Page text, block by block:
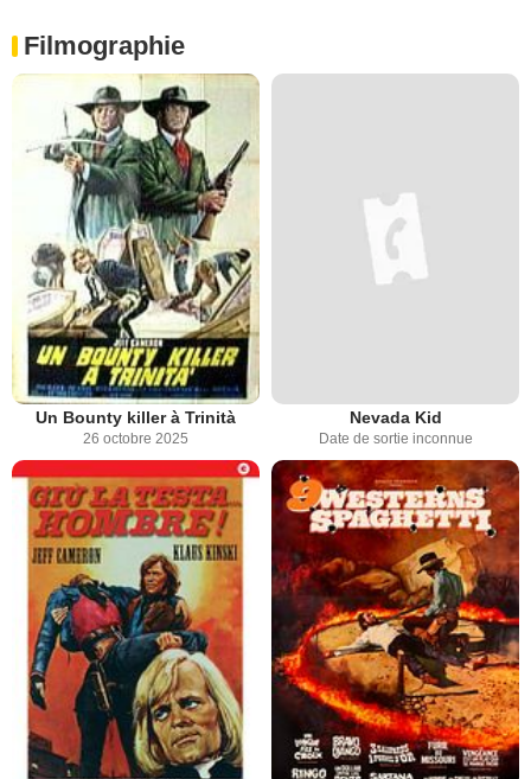
Filmographie
Un Bounty killer à Trinità
26 octobre 2025
Nevada Kid
Date de sortie inconnue